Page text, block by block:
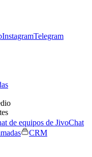
InstagramTelegram
de equipos de JivoChat
CRM